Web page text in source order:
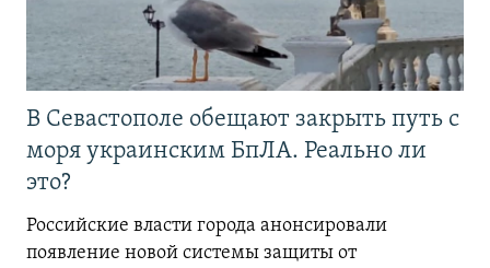
В Севастополе обещают закрыть путь с
моря украинским БпЛА. Реально ли
это?
Российские власти города анонсировали
появление новой системы защиты от